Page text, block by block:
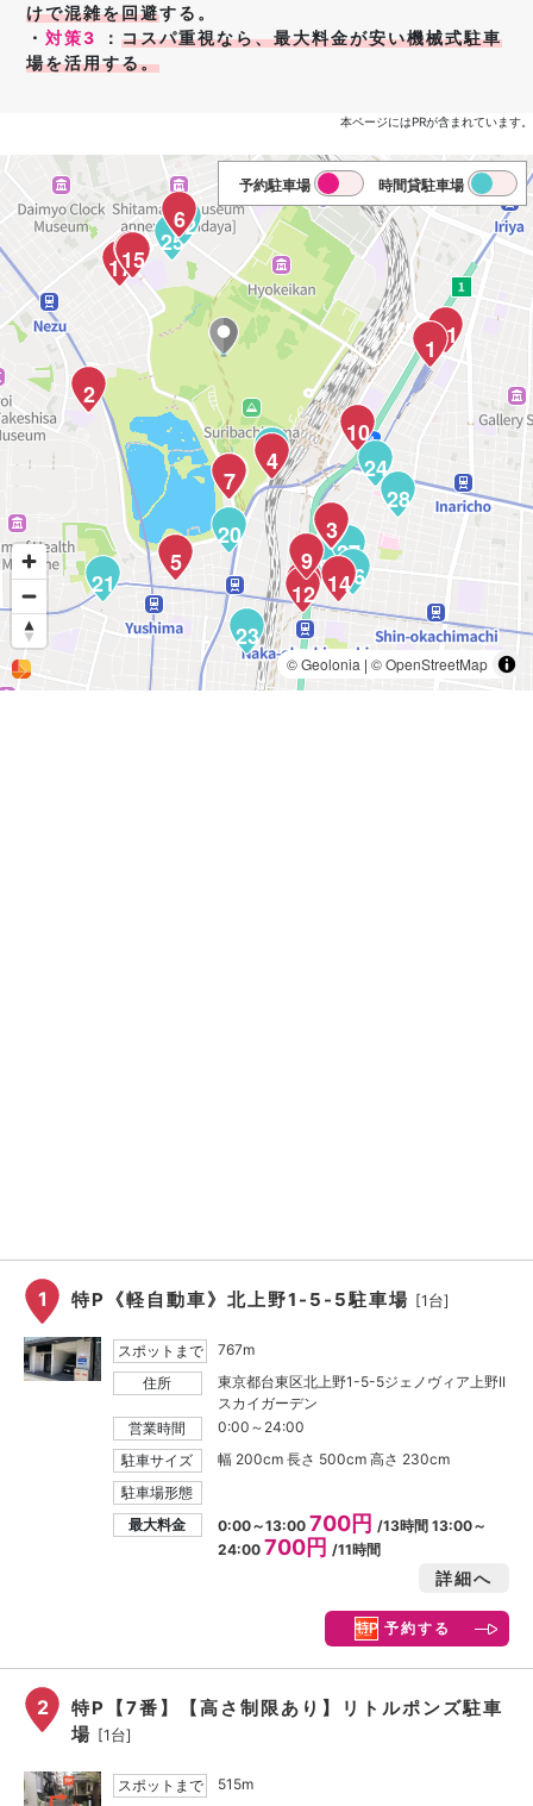
けで混雑を回避する。
・対策3 ：コスパ重視なら、最大料金が安い機械式駐車
場を活用する。
本ページにはPRが含まれています。
29
28
27
26
25
24
23
22
21
20
19
18
1716
15
14
13
12
11
10
9
8
7
6
5
4
3
2
1
予約駐車場 時間貸駐車場
1 特P《軽自動車》北上野1-5-5駐車場 [1台]
スポットまで
767m
住所
東京都台東区北上野1-5-5ジェノヴィア上野II
スカイガーデン
営業時間
0:00～24:00
駐車サイズ
幅 200cm 長さ 500cm 高さ 230cm
駐車場形態
最大料金
0:00～13:00 700円 /13時間 13:00～
24:00 700円 /11時間
詳細へ
予約する
2
特P【7番】【高さ制限あり】リトルポンズ駐車
場 [1台]
スポットまで
515m